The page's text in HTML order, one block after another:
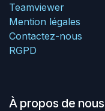
Teamviewer
Mention légales
Contactez-nous
RGPD
À propos de nous